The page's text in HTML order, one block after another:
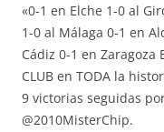
«0-1 en Elche 1-0 al
1-0 al Málaga 0-1 en
Cádiz 0-1 en Zaragoza
CLUB en TODA la
9 victorias seguidas
@2010MisterChip.